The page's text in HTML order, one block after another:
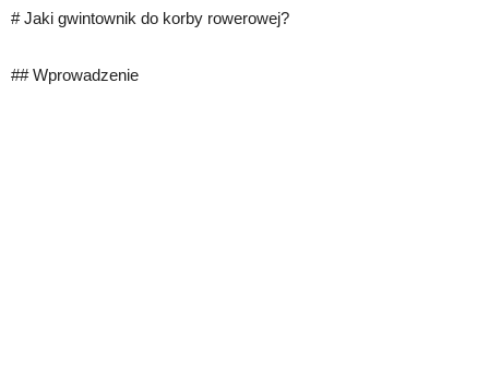
# Jaki gwintownik do korby rowerowej?
## Wprowadzenie